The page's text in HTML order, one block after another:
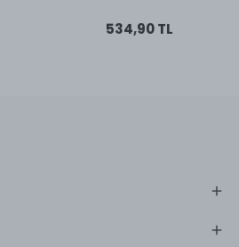
534,90 TL